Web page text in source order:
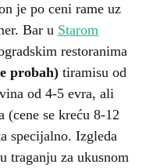
je po ceni rame uz
Bar u Starom
restoranima
probah) tiramisu od
od 4-5 evra, ali
(cene se kreću 8-12
specijalno. Izgleda
traganju za ukusnom